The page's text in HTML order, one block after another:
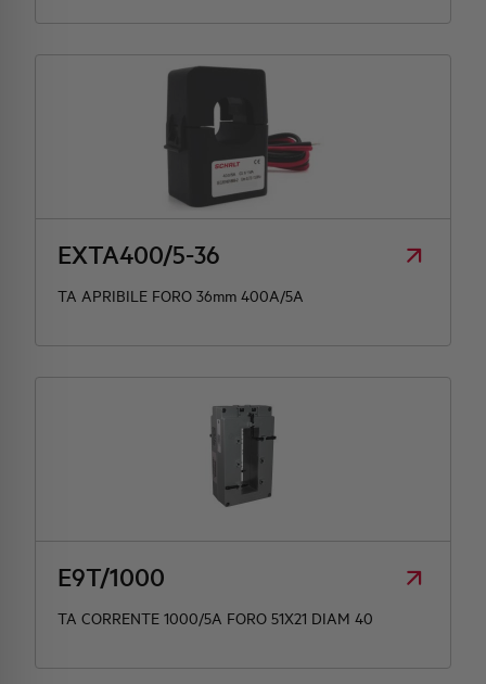
EXTA400/5-36
TA APRIBILE FORO 36mm 400A/5A
E9T/1000
TA CORRENTE 1000/5A FORO 51X21 DIAM 40